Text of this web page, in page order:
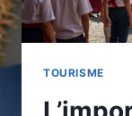
TOURISME